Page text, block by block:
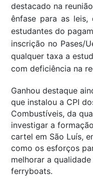
destacado na
ênfase para as leis,
estudantes do
inscrição no Pases/
qualquer taxa a
com deficiência na
Ganhou destaque
que instalou a CPI
Combustíveis, da
investigar a
cartel em São Luís,
como os esforços
melhorar a
ferryboats.